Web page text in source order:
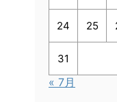
24 25
31
« 7月